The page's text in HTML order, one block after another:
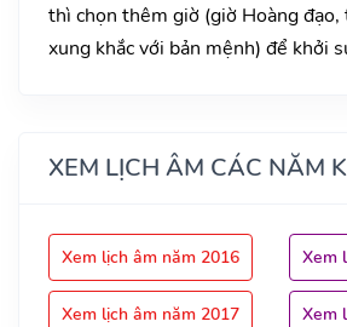
thì chọn thêm giờ (giờ Hoàng đạo,
xung khắc với bản mệnh) để khởi
XEM LỊCH ÂM CÁC NĂM
Xem lịch âm năm 2016
Xem lịch âm năm 2017
Xem
Xem